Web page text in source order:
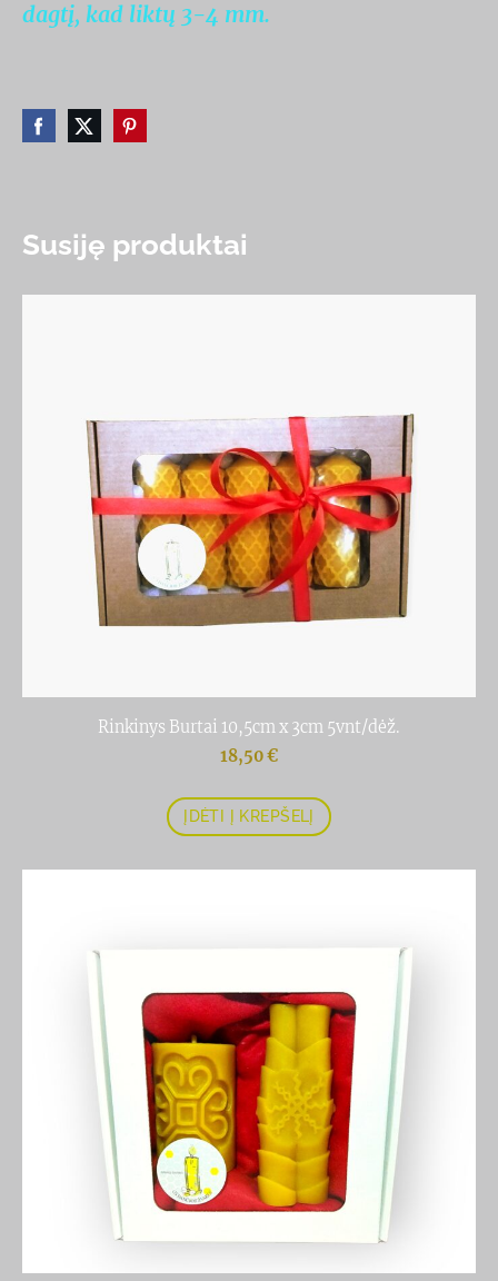
dagtį, kad liktų 3-4 mm.
Susiję produktai
Rinkinys Burtai 10,5cm x 3cm 5vnt/dėž.
18,50 €
ĮDĖTI Į KREPŠELĮ